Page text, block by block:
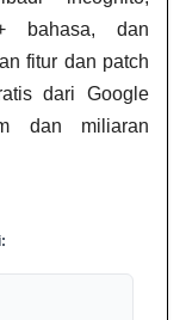
bahasa, dan
fitur dan patch
dari Google
dan miliaran